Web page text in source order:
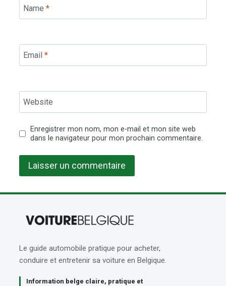
Name *
Email *
Website
Enregistrer mon nom, mon e-mail et mon site web
dans le navigateur pour mon prochain commentaire.
Le guide automobile pratique pour acheter,
conduire et entretenir sa voiture en Belgique.
Information belge claire, pratique et